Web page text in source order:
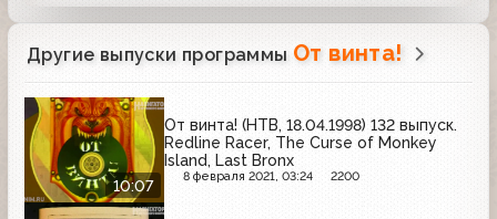
Другие выпуски программы От винта!
10:07
От винта! (НТВ, 18.04.1998) 132 выпуск.
Redline Racer, The Curse of Monkey
Island, Last Bronx
8 февраля 2021, 03:24 2200